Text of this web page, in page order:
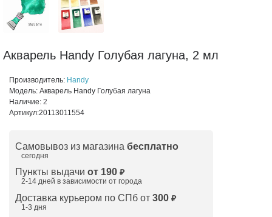
Акварель Handy Голубая лагуна, 2 мл
Производитель: Handy
Модель: Акварель Handy Голубая лагуна
Наличие: 2
Артикул:20113011554
Самовывоз из магазина бесплатно
сегодня
Пункты выдачи от 190 ₽
2-14 дней в зависимости от города
Доставка курьером по СПб от 300 ₽
1-3 дня